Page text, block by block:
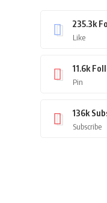
235.3k
Like
11.6k
Pin
136k
Subscribe